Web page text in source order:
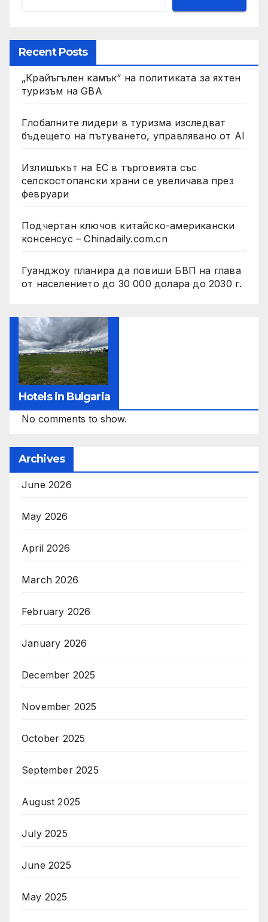
Recent Posts
„Крайъгълен камък“ на политиката за яхтен
туризъм на GBA
Глобалните лидери в туризма изследват
бъдещето на пътуването, управлявано от AI
Излишъкът на ЕС в търговията със
селскостопански храни се увеличава през
февруари
Подчертан ключов китайско-американски
консенсус – Chinadaily.com.cn
Гуанджоу планира да повиши БВП на глава
от населението до 30 000 долара до 2030 г.
Hotels in Bulgaria
No comments to show.
Archives
June 2026
May 2026
April 2026
March 2026
February 2026
January 2026
December 2025
November 2025
October 2025
September 2025
August 2025
July 2025
June 2025
May 2025